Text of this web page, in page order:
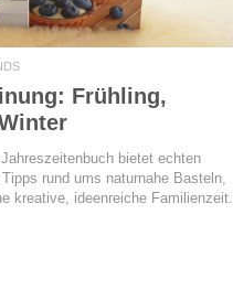
Frühling,
bietet echten
rund ums naturnahe Basteln,
kreative, ideenreiche Familienzeit.